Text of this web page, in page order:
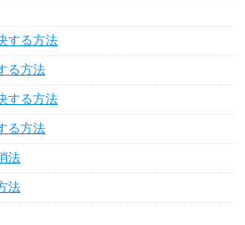
する方法
る方法
する方法
る方法
法
法